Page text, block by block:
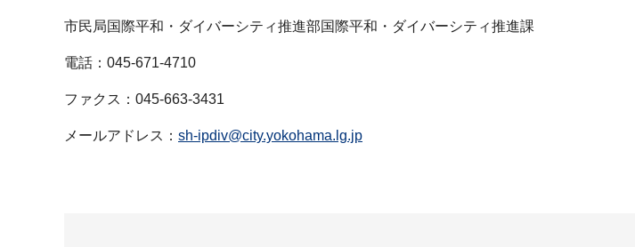
市民局国際平和・ダイバーシティ推進部国際平和・ダイバーシティ推進課
電話：045-671-4710
ファクス：045-663-3431
メールアドレス： sh-ipdiv@city.yokohama.lg.jp